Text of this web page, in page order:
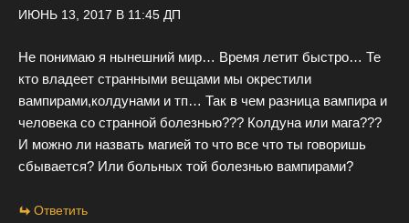
ИЮНЬ 13, 2017 В 11:45 ДП
Не понимаю я нынешний мир… Время летит быстро… Те
кто владеет странными вещами мы окрестили
вампирами,колдунами и тп… Так в чем разница вампира и
человека со странной болезнью??? Колдуна или мага???
И можно ли назвать магией то что все что ты говоришь
сбывается? Или больных той болезнью вампирами?
Ответить